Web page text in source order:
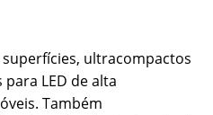
ultracompactos
LED de alta
Também